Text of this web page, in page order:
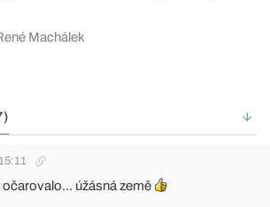
Machálek
15:11
úžásná země